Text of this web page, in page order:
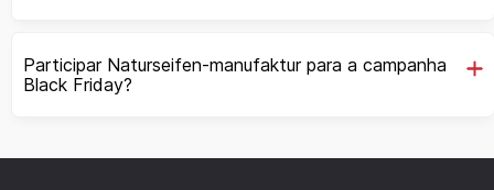
Participar Naturseifen-manufaktur para a campanha
Black Friday?